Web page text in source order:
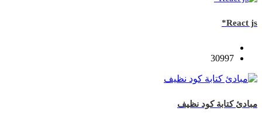
React js*
30997
مبادئ كتابة كود نظيف